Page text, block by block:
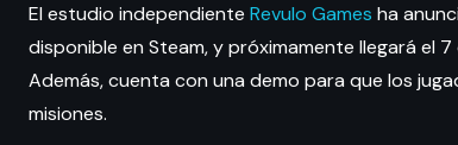
El estudio independiente Revulo Games ha
disponible en Steam, y próximamente llegará el
Además, cuenta con una demo para que los
misiones.